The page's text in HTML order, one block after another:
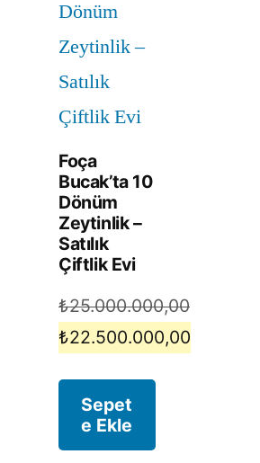
Foça
Bucak’ta 10
Dönüm
Zeytinlik –
Satılık
Çiftlik Evi
₺25.000.000,00
₺22.500.000,00
Sepet
e Ekle